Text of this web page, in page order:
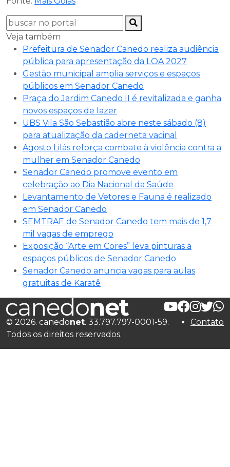
Veja também
Prefeitura de Senador Canedo realiza audiência
pública para apresentação da LOA 2027
Gestão municipal amplia serviços e espaços
públicos em Senador Canedo
Praça do Jardim Canedo II é revitalizada e ganha
novos espaços de lazer
UBS Vila São Sebastião abre neste sábado (8)
para atualização da caderneta vacinal
Agosto Lilás reforça combate à violência contra a
mulher em Senador Canedo
Senador Canedo promove evento em
celebração ao Dia Nacional da Saúde
Levantamento de Vetores e Fauna é realizado
em Senador Canedo
SEMTRAE de Senador Canedo tem mais de 1,7
mil vagas de emprego
Exposição “Arte em Cores” leva pinturas a
espaços públicos de Senador Canedo
Senador Canedo anuncia vagas para aulas
gratuitas de Karatê
© 2026. canedonet. 33.797.797-0001-59.
Todos os direitos reservados.
Contato